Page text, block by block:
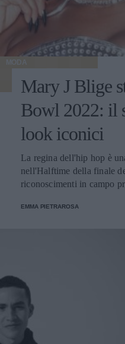
MODA
Mary J Blige
Bowl 2022: il
look iconici
La regina dell'hip hop è
nell'Halftime della finale
riconoscimenti in campo
righe riescono sempre a
EMMA PIETRAROSA